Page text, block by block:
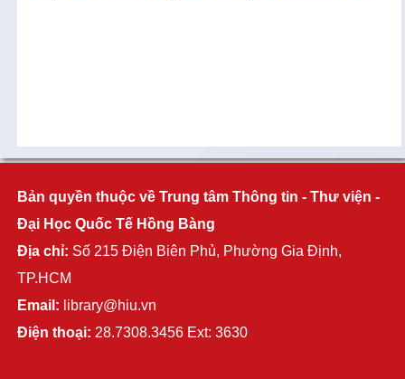
Bản quyền thuộc về Trung tâm Thông tin - Thư viện -
Đại Học Quốc Tế Hồng Bàng
Địa chỉ: Số 215 Điện Biên Phủ, Phường Gia Định,
TP.HCM
Email: library@hiu.vn
Điện thoại: 28.7308.3456 Ext: 3630